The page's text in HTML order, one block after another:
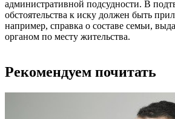
административной подсудности. В
обстоятельства к иску должен быть
например, справка о составе семьи,
органом по месту жительства.
Рекомендуем почитать